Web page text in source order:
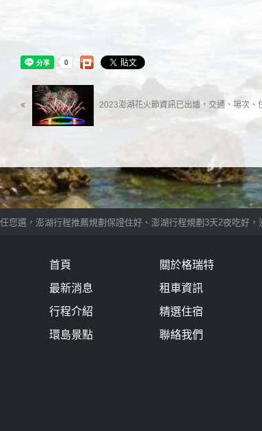
2023澎湖花火節資訊已出爐，交通、場次、
選，澎湖行程推薦規劃保證住好、澎湖行程規劃3天2夜吃好
首頁
關於格瑞特
最新消息
租車資訊
行程介紹
精選住宿
環島景點
聯絡我們